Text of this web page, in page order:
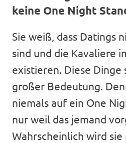
keine One Night
Sie weiß, dass Datings
sind und die Kavaliere
existieren. Diese Dinge
großer Bedeutung.
niemals auf ein One
nur weil das jemand
Wahrscheinlich wird